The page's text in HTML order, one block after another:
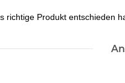
richtige Produkt entschieden